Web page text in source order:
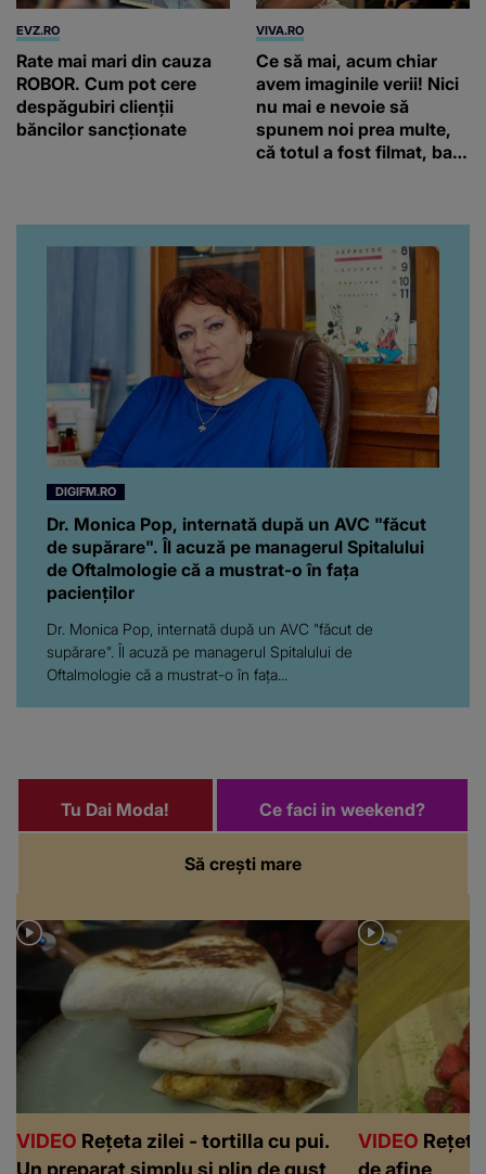
EVZ.RO
Rate mai mari din cauza
ROBOR. Cum pot cere
despăgubiri clienții
băncilor sancționate
VIVA.RO
Ce să mai, acum chiar
avem imaginile verii! Nici
nu mai e nevoie să
spunem noi prea multe,
că totul a fost filmat, ba
da, frumoasa iubită a lui
Florin Ristei e...
DIGIFM.RO
Dr. Monica Pop, internată după un AVC "făcut
de supărare". Îl acuză pe managerul Spitalului
de Oftalmologie că a mustrat-o în fața
pacienților
Dr. Monica Pop, internată după un AVC "făcut de
supărare". Îl acuză pe managerul Spitalului de
Oftalmologie că a mustrat-o în fața...
Să crești mare
Tu Dai Moda! Ce faci in weekend?
VIDEO Rețeta zilei - tortilla cu pui.
Un preparat simplu și plin de gust
VIDEO
de afine